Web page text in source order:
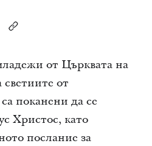
от Църквата на
от
поканени да се
Христос, като
послание за